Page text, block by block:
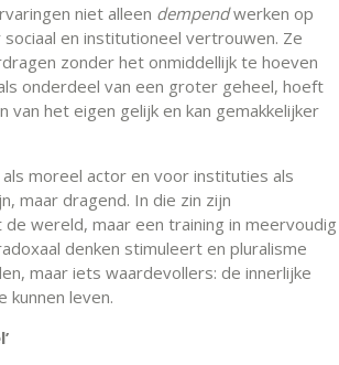
niet alleen dempendwerken op
en institutioneel vertrouwen. Ze
zonder het onmiddellijk te hoeven
onderdeel van een groter geheel, hoeft
het eigen gelijk en kan gemakkelijker
moreel actor en voor instituties als
maar dragend. In die zin zijn
wereld, maar een training in meervoudig
denken stimuleert en pluralisme
maar iets waardevollers: de innerlijke
leven.